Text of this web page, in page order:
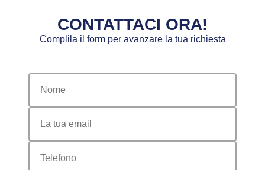
CONTATTACI ORA!
Complila il form per avanzare la tua richiesta
nome
email
telefono
citta